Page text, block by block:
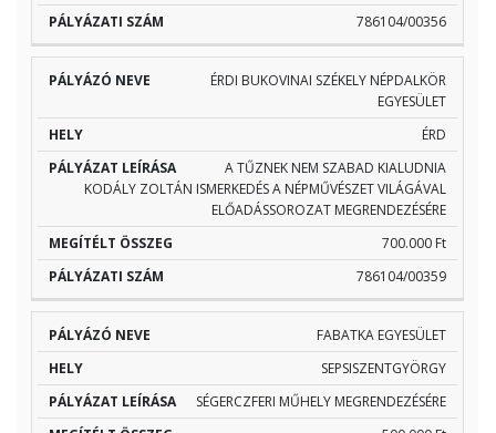
786104/00356
ÉRDI BUKOVINAI SZÉKELY NÉPDALKÖR
EGYESÜLET
ÉRD
A TŰZNEK NEM SZABAD KIALUDNIA
KODÁLY ZOLTÁN ISMERKEDÉS A NÉPMŰVÉSZET VILÁGÁVAL
ELŐADÁSSOROZAT MEGRENDEZÉSÉRE
700.000 Ft
786104/00359
FABATKA EGYESÜLET
SEPSISZENTGYÖRGY
SÉGERCZFERI MŰHELY MEGRENDEZÉSÉRE